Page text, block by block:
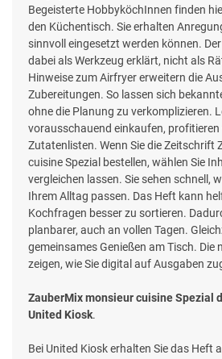
Begeisterte HobbyköchInnen finden
den Küchentisch. Sie erhalten
sinnvoll eingesetzt werden können.
dabei als Werkzeug erklärt, nicht als
Hinweise zum Airfryer erweitern die
Zubereitungen. So lassen sich
ohne die Planung zu verkomplizieren.
vorausschauend einkaufen, profitieren
Zutatenlisten. Wenn Sie die Zeitschrift
cuisine Spezial bestellen, wählen Sie
vergleichen lassen. Sie sehen schnell,
Ihrem Alltag passen. Das Heft kann
Kochfragen besser zu sortieren.
planbarer, auch an vollen Tagen.
gemeinsames Genießen am Tisch. Die
zeigen, wie Sie digital auf Ausgaben
ZauberMix monsieur cuisine Spezial
United Kiosk.
Bei United Kiosk erhalten Sie das Heft